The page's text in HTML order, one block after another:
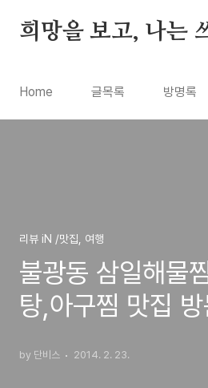
희망을 보고, 나는
Home 글목록 방명록
리뷰 iN /맛집, 여행
불광동 삼일해물
탕,아구찜 맛집
점
by 단비스 2014. 2. 23.